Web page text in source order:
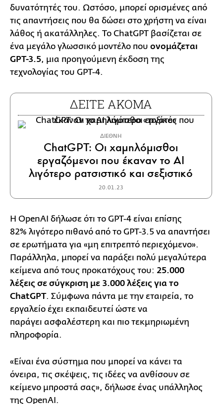
δυνατότητές του. Ωστόσο, μπορεί ορισμένες από
τις απαντήσεις που θα δώσει στο χρήστη να είναι
λάθος ή ακατάλληλες. Το ChatGPT βασίζεται σε
ένα μεγάλο γλωσσικό μοντέλο που ονομάζεται
GPT-3.5, μια προηγούμενη έκδοση της
τεχνολογίας του GPT-4.
ΔΕΙΤΕ ΑΚΟΜΑ
ΔΙΕΘΝΗ
ChatGPT: Οι χαμηλόμισθοι
εργαζόμενοι που έκαναν το AI
λιγότερο ρατσιστικό και σεξιστικό
20.01.23
Η OpenAI δήλωσε ότι το GPT-4 είναι επίσης
82% λιγότερο πιθανό από το GPT-3.5 να απαντήσει
σε ερωτήματα για «μη επιτρεπτό περιεχόμενο».
Παράλληλα, μπορεί να παράξει πολύ μεγαλύτερα
κείμενα από τους προκατόχους του: 25.000
λέξεις σε σύγκριση με 3.000 λέξεις για το
ChatGPT. Σύμφωνα πάντα με την εταιρεία, το
εργαλείο έχει εκπαιδευτεί ώστε να
παράγει ασφαλέστερη και πιο τεκμηριωμένη
πληροφορία.
«Είναι ένα σύστημα που μπορεί να κάνει τα
όνειρα, τις σκέψεις, τις ιδέες να ανθίσουν σε
κείμενο μπροστά σας», δήλωσε ένας υπάλληλος
της OpenAI.